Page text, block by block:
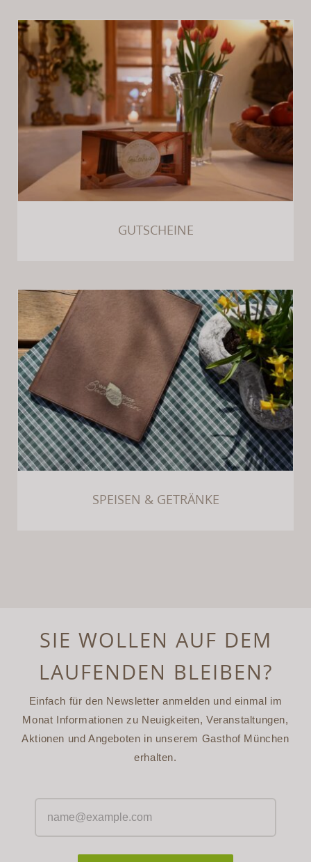
GUTSCHEINE
GUTSCHEINE
SPEISEN & GETRÄNKE
SPEISEN & GETRÄNKE
SIE WOLLEN AUF DEM
LAUFENDEN BLEIBEN?
Einfach für den Newsletter anmelden und einmal im
Monat Informationen zu Neuigkeiten, Veranstaltungen,
Aktionen und Angeboten in unserem Gasthof München
erhalten.